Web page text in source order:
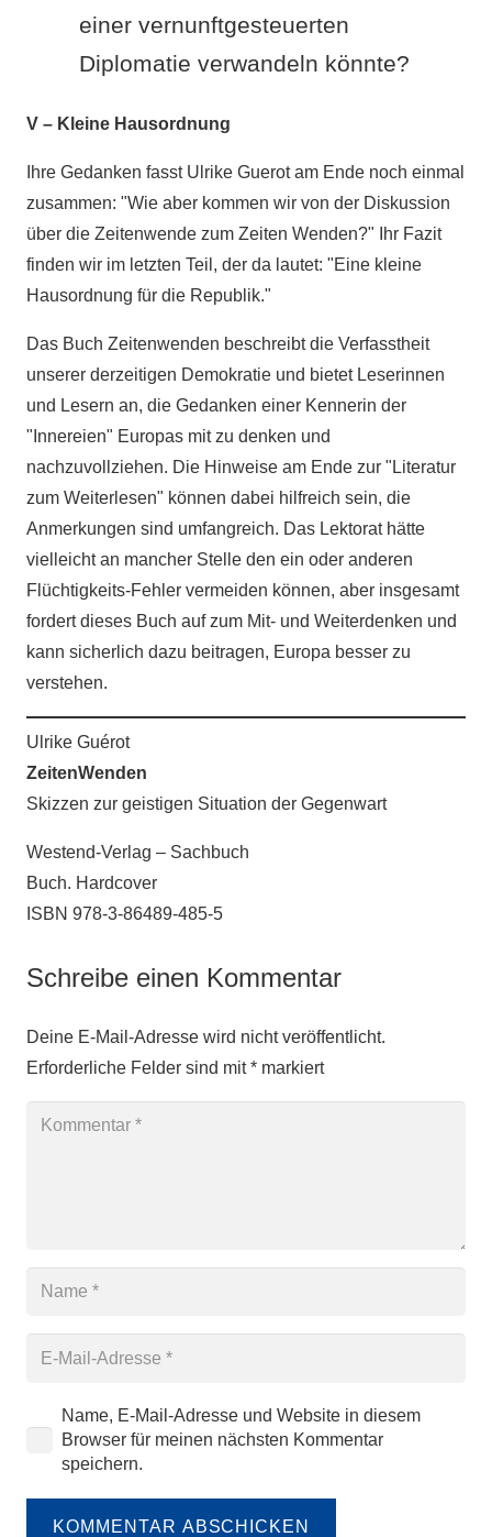
einer vernunftgesteuerten
Diplomatie verwandeln könnte?
V – Kleine Hausordnung
Ihre Gedanken fasst Ulrike Guerot am Ende noch einmal
zusammen: "Wie aber kommen wir von der Diskussion
über die Zeitenwende zum Zeiten Wenden?" Ihr Fazit
finden wir im letzten Teil, der da lautet: "Eine kleine
Hausordnung für die Republik."
Das Buch Zeitenwenden beschreibt die Verfasstheit
unserer derzeitigen Demokratie und bietet Leserinnen
und Lesern an, die Gedanken einer Kennerin der
"Innereien" Europas mit zu denken und
nachzuvollziehen. Die Hinweise am Ende zur "Literatur
zum Weiterlesen" können dabei hilfreich sein, die
Anmerkungen sind umfangreich. Das Lektorat hätte
vielleicht an mancher Stelle den ein oder anderen
Flüchtigkeits-Fehler vermeiden können, aber insgesamt
fordert dieses Buch auf zum Mit- und Weiterdenken und
kann sicherlich dazu beitragen, Europa besser zu
verstehen.
Ulrike Guérot
ZeitenWenden
Skizzen zur geistigen Situation der Gegenwart
Westend-Verlag – Sachbuch
Buch. Hardcover
ISBN 978-3-86489-485-5
Schreibe einen Kommentar
Deine E-Mail-Adresse wird nicht veröffentlicht.
Erforderliche Felder sind mit* markiert
Name, E-Mail-Adresse und Website in diesem
Browser für meinen nächsten Kommentar
speichern.
KOMMENTAR ABSCHICKEN